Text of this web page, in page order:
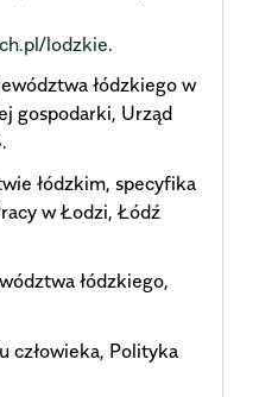
lodzkie.
łódzkiego w
gospodarki, Urząd
łódzkim, specyfika
w Łodzi, Łódź
łódzkiego,
człowieka, Polityka